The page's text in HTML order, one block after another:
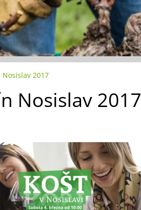
Nosislav 2017
Nosislav 2017